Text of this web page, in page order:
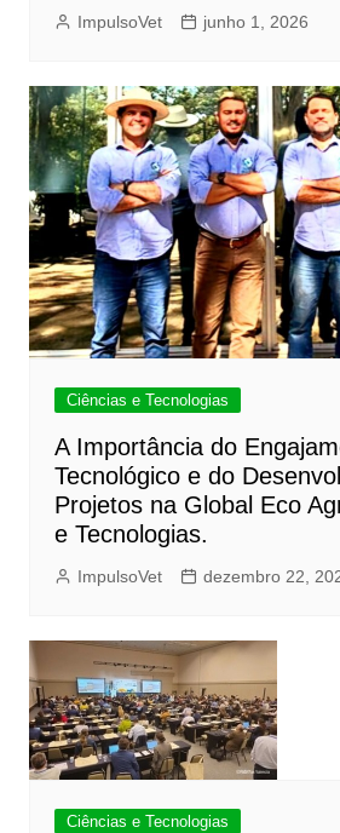
ImpulsoVet junho 1, 2026
Ciências e Tecnologias
A Importância do
Tecnológico e do
Projetos na Global Eco
e Tecnologias.
ImpulsoVet dezembro 22,
Ciências e Tecnologias